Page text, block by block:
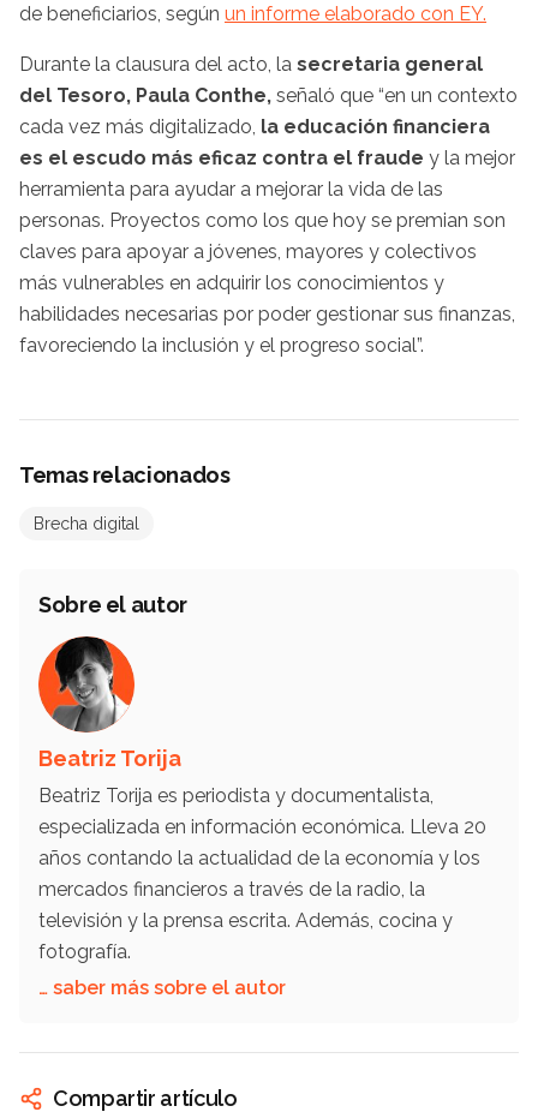
de beneficiarios, según un informe elaborado con EY.
Durante la clausura del acto, la secretaria general
del Tesoro, Paula Conthe, señaló que “en un contexto
cada vez más digitalizado, la educación financiera
es el escudo más eficaz contra el fraude y la mejor
herramienta para ayudar a mejorar la vida de las
personas. Proyectos como los que hoy se premian son
claves para apoyar a jóvenes, mayores y colectivos
más vulnerables en adquirir los conocimientos y
habilidades necesarias por poder gestionar sus finanzas,
favoreciendo la inclusión y el progreso social”.
Temas relacionados
Brecha digital
Sobre el autor
Beatriz Torija
Beatriz Torija es periodista y documentalista,
especializada en información económica. Lleva 20
años contando la actualidad de la economía y los
mercados financieros a través de la radio, la
televisión y la prensa escrita. Además, cocina y
fotografía.
… saber más sobre el autor
Compartir artículo